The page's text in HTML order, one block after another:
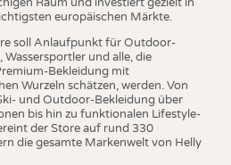
europäischen Märkte.
soll Anlaufpunkt für Outdoor-
Wassersportler und alle, die
Bekleidung mit
Wurzeln schätzen, werden. Von
und Outdoor-Bekleidung über
bis hin zu funktionalen Lifestyle-
der Store auf rund 330
die gesamte Markenwelt von Helly